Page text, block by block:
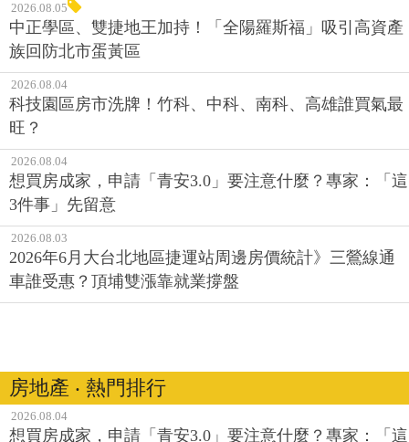
2026.08.05
中正學區、雙捷地王加持！「全陽羅斯福」吸引高資產
族回防北市蛋黃區
2026.08.04
科技園區房市洗牌！竹科、中科、南科、高雄誰買氣最
旺？
2026.08.04
想買房成家，申請「青安3.0」要注意什麼？專家：「這
3件事」先留意
2026.08.03
2026年6月大台北地區捷運站周邊房價統計》三鶯線通
車誰受惠？頂埔雙漲靠就業撐盤
房地產 ‧ 熱門排行
2026.08.04
想買房成家，申請「青安3.0」要注意什麼？專家：「這